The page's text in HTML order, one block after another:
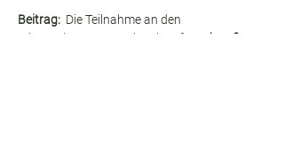
Beitrag: Die Teilnahme an den
Mittwochsvorträgen ist ab sofort
ohne fixe